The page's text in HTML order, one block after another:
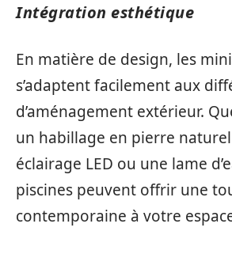
Intégration esthétique
En matière de design, les
s’adaptent facilement aux
d’aménagement extérieur.
un habillage en pierre
éclairage LED ou une lame
piscines peuvent offrir une
contemporaine à votre